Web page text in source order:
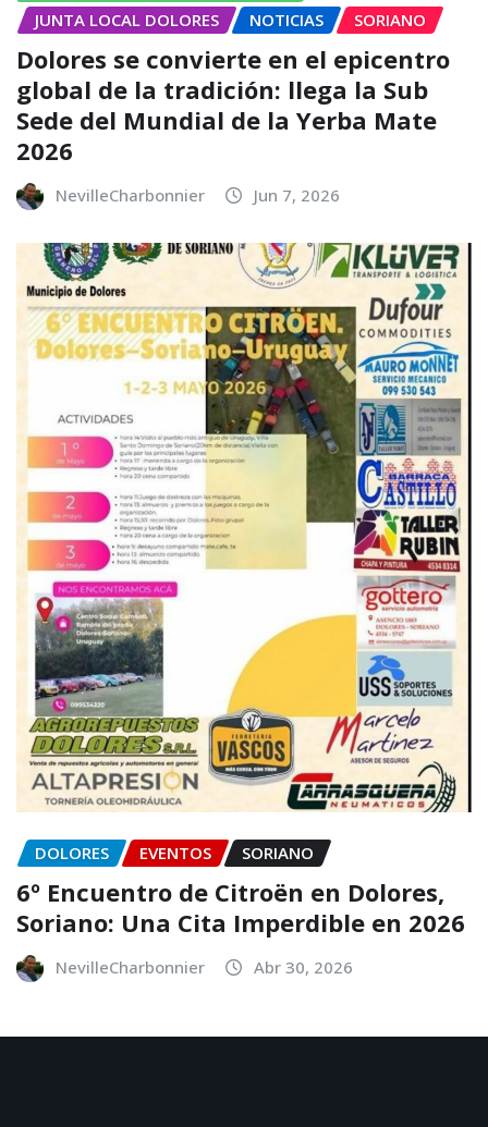
JUNTA LOCAL DOLORES
NOTICIAS SORIANO
Dolores se convierte en el epicentro
global de la tradición: llega la Sub
Sede del Mundial de la Yerba Mate
2026
NevilleCharbonnier Jun 7, 2026
DOLORES EVENTOS SORIANO
6º Encuentro de Citroën en Dolores,
Soriano: Una Cita Imperdible en 2026
NevilleCharbonnier Abr 30, 2026